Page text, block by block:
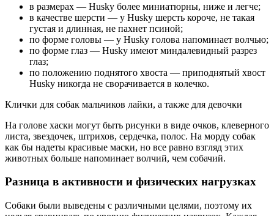
в размерах — Husky более миниатюрны, ниже и легче;
в качестве шерсти — у Husky шерсть короче, не такая
густая и длинная, не пахнет псиной;
по форме головы — у Husky голова напоминает волчью;
по форме глаз — Husky имеют миндалевидный разрез
глаз;
по положению поднятого хвоста — приподнятый хвост
Husky никогда не сворачивается в колечко.
Клички для собак мальчиков лайки, а также для девочки
На голове хаски могут быть рисунки в виде очков, клеверного
листа, звездочек, штрихов, сердечка, полос. На морду собак
как бы надеты красивые маски, но все равно взгляд этих
животных больше напоминает волчий, чем собачий.
Разница в активности и физических нагрузках
Собаки были выведены с различными целями, поэтому их